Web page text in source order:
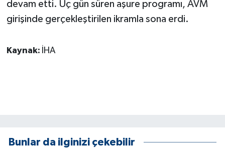
devam etti. Üç gün süren aşure programı, AVM
girişinde gerçekleştirilen ikramla sona erdi.
Kaynak: İHA
Bunlar da ilginizi çekebilir